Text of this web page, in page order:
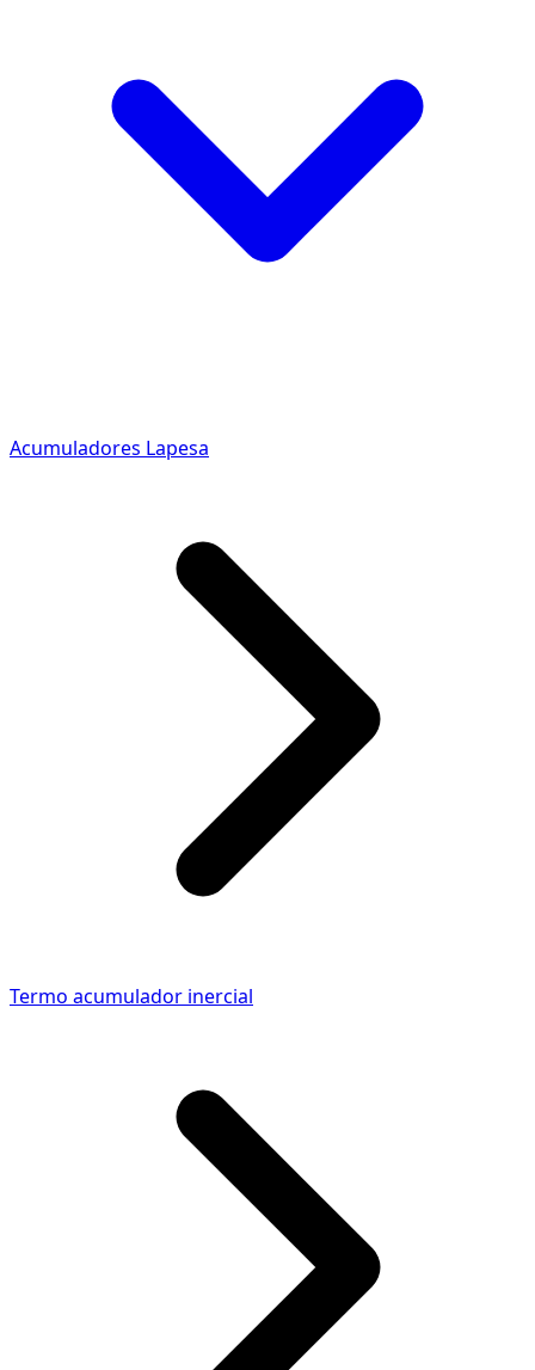
Acumuladores Lapesa
Termo acumulador inercial